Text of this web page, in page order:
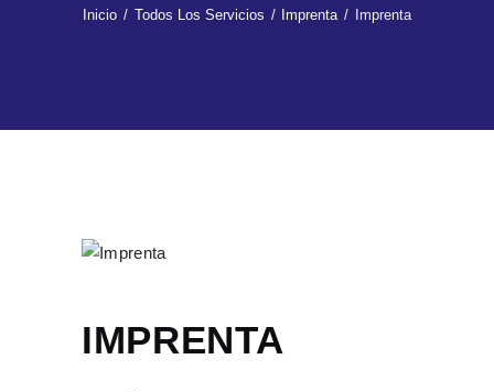
Inicio Todos Los Servicios Imprenta Imprenta
IMPRENTA